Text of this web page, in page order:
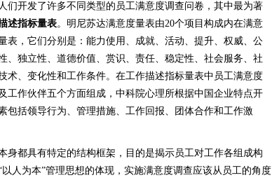
们开发了许多不同类型的员工满意度调查问卷，其中最为著
述指标量表。明尼苏达满意度量表由20个项目构成内在满意
表，它们分别是：能力使用、成就、活动、提升、权威、公
、独立性、道德价值、赏识、责任、稳定性、社会服务、社
术、变化性和工作条件。在工作描述指标量表中员工满意度
工作伙伴五个方面组成，中科院心理所根据中国企业特点开
包括领导行为、管理措施、工作回报、团体合作和工作激
身都具有特定的结构框架，目的是揭示员工对工作各组成构
人为本”管理思想的体现，实施满意度调查应该从员工的角度